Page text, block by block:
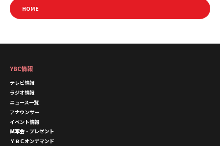
HOME
YBC情報
テレビ情報
ラジオ情報
ニュース一覧
アナウンサー
イベント情報
試写会・プレゼント
ＹＢＣオンデマンド